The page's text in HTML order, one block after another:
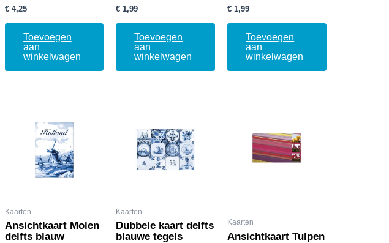
€4,25
Toevoegen
aan
winkelwagen
€ 1,99
Toevoegen
aan
winkelwagen
€ 1,99
Toevoegen
aan
winkelwagen
Kaarten
Ansichtkaart Molen
delfts blauw
Kaarten
Dubbele kaart delfts
blauwe tegels
Kaarten
Ansichtkaart Tulpen